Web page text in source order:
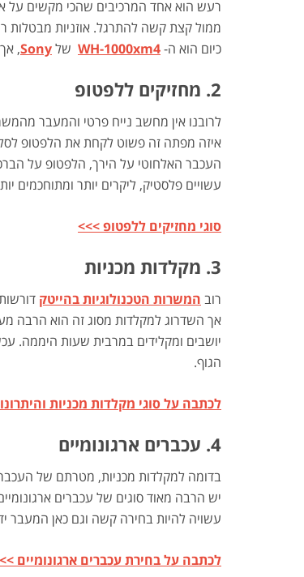
רעש הוא אחד המרכיבים שהכי מקשים על
ממול קצת קשה להתרגל. אוזניות מבטלות
כיום הוא ה-WH-1000xm4 שלSony
,
2. מחזיקים ללפטופ
לרובנו אין מחשב נייח פרטי והמעבר
איזה מפתה זה פשוט לקחת את הלפטופ
העכבר האלחוטי על הירך, הלפטופ על
עשויים פלסטיק, ליקרים יותר ומתוחכמים
סוגי מחזיקים ללפטופ >>>
3. מקלדות מכניות
רוב המשרות הטכנולוגיות בהייטק
אך השדרוג למקלדות מסוג זה הוא הרבה
יושבים ומקלידים במרבית שעות היממה.
הגוף.
לכתבה על סוגי מקלדות מכניות
4. עכברים ארגונומיים
בדומה למקלדות מכניות, מטרתם של
יש הרבה מאוד סוגים של עכברים
עשויה להיות בחירה קשה וגם כאן המעבר
לכתבה על בחירת עכברים ארגונומיים